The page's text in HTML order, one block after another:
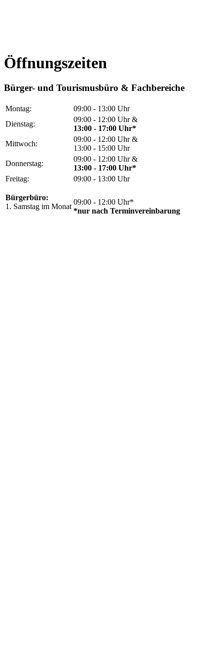
Öffnungszeiten
Bürger- und Tourismusbüro & Fachbereiche
Montag:
09:00 - 13:00 Uhr
Dienstag:
09:00 - 12:00 Uhr &
13:00 - 17:00 Uhr*
Mittwoch:
09:00 - 12:00 Uhr &
13:00 - 15:00 Uhr
Donnerstag:
09:00 - 12:00 Uhr &
13:00 - 17:00 Uhr*
Freitag:
09:00 - 13:00 Uhr
Bürgerbüro:
1. Samstag im Monat
09:00 - 12:00 Uhr*
*nur nach Terminvereinbarung